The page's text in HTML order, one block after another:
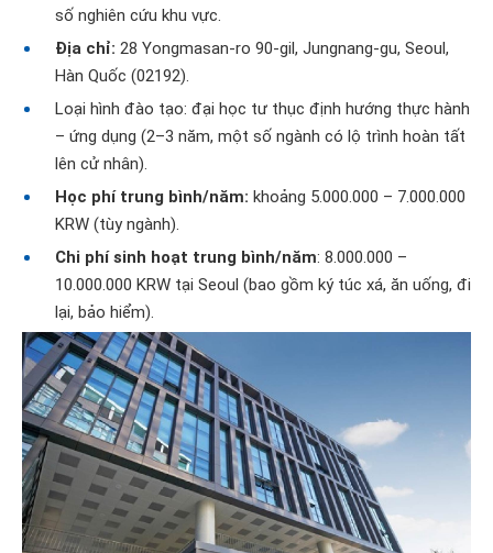
số nghiên cứu khu vực.
Địa chỉ: 28 Yongmasan-ro 90-gil, Jungnang-gu, Seoul,
Hàn Quốc (02192).
Loại hình đào tạo: đại học tư thục định hướng thực hành
– ứng dụng (2–3 năm, một số ngành có lộ trình hoàn tất
lên cử nhân).
Học phí trung bình/năm: khoảng 5.000.000 – 7.000.000
KRW (tùy ngành).
Chi phí sinh hoạt trung bình/năm: 8.000.000 –
10.000.000 KRW tại Seoul (bao gồm ký túc xá, ăn uống, đi
lại, bảo hiểm).